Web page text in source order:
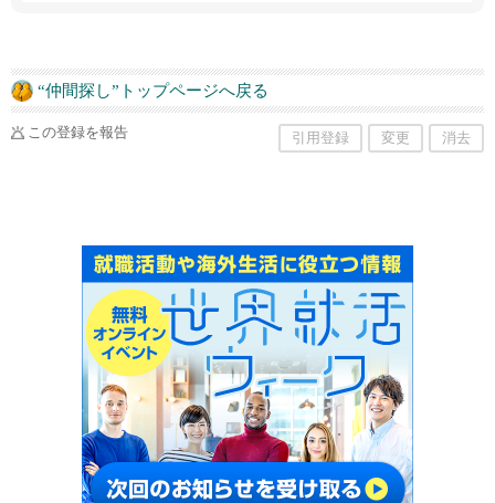
“仲間探し”トップページへ戻る
この登録を報告 引用登録 変更 消去